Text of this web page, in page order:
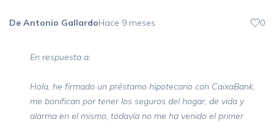
De Antonio GallardoHace 9 meses 0
En respuesta a:
Hola, he firmado un préstamo hipotecario con CaixaBank,
me bonifican por tener los seguros del hogar, de vida y
alarma en el mismo, todavía no me ha venido el primer